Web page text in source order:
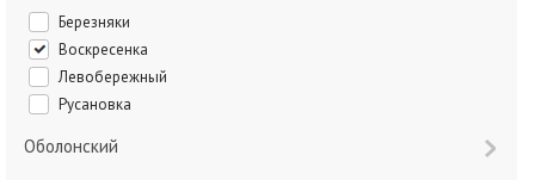
Березняки
Воскресенка
Левобережный
Русановка
Оболонский